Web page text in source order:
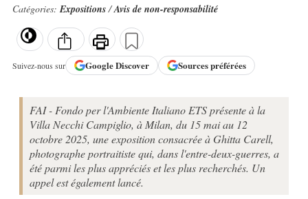
Catégories:Expositions/Avis de non-responsabilité
Suivez-nous sur GoogleDiscover Sources préférées
FAI - Fondo per l'Ambiente Italiano ETS présente à la
Villa Necchi Campiglio, à Milan, du 15 mai au 12
octobre 2025, une exposition consacrée à Ghitta Carell,
photographe portraitiste qui, dans l'entre-deux-guerres, a
été parmi les plus appréciés et les plus recherchés. Un
appel est également lancé.